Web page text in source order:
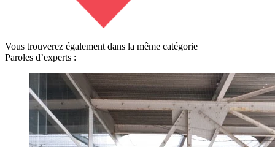
Vous trouverez également dans la même catégorie
Paroles d’experts :